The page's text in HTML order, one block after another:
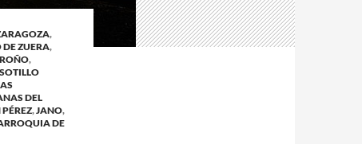
,
ZUERA,
,
DEL
,JANO,
DE